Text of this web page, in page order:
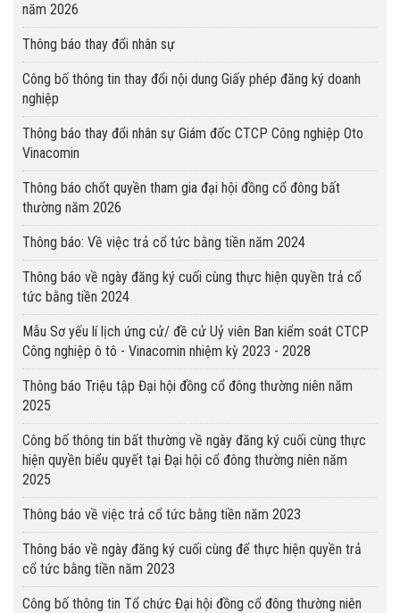
năm 2026
Thông báo thay đổi nhân sự
Công bố thông tin thay đổi nội dung Giấy phép đăng ký doanh
nghiệp
Thông báo thay đổi nhân sự Giám đốc CTCP Công nghiệp Oto
Vinacomin
Thông báo chốt quyền tham gia đại hội đồng cổ đông bất
thường năm 2026
Thông báo: Về việc trả cổ tức bằng tiền năm 2024
Thông báo về ngày đăng ký cuối cùng thực hiện quyền trả cổ
tức bằng tiền 2024
Mẫu Sơ yếu lí lịch ứng cử/ đề cử Uỷ viên Ban kiểm soát CTCP
Công nghiệp ô tô - Vinacomin nhiệm kỳ 2023 - 2028
Thông báo Triệu tập Đại hội đồng cổ đông thường niên năm
2025
Công bố thông tin bất thường về ngày đăng ký cuối cùng thực
hiện quyền biểu quyết tại Đại hội cổ đông thường niên năm
2025
Thông báo về việc trả cổ tức bằng tiền năm 2023
Thông báo về ngày đăng ký cuối cùng để thực hiện quyền trả
cổ tức bằng tiền năm 2023
Công bố thông tin Tổ chức Đại hội đồng cổ đông thường niên